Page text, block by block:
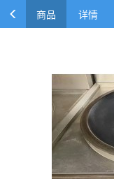
商品 详情